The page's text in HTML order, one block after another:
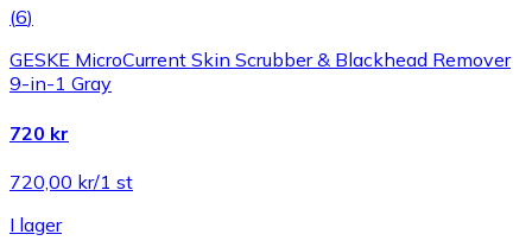
(6)
GESKE MicroCurrent Skin Scrubber & Blackhead Remover
9-in-1 Gray
720 kr
720,00 kr/1 st
I lager